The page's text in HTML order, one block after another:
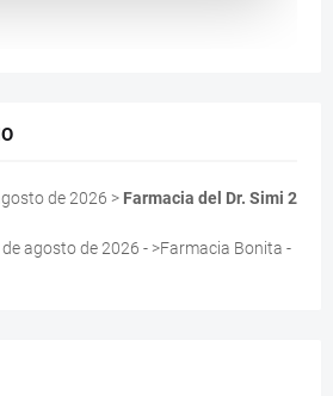
de 2026 > Farmacia del Dr. Simi 2
agosto de 2026 - >Farmacia Bonita -